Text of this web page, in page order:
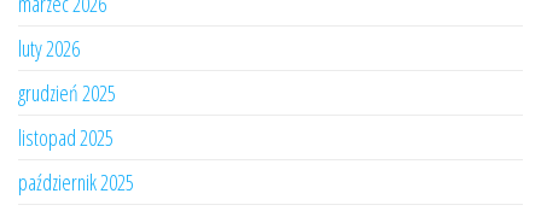
luty 2026
grudzień 2025
listopad 2025
październik 2025